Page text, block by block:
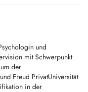
und
mit Schwerpunkt
der
Freud PrivatUniversität
in der